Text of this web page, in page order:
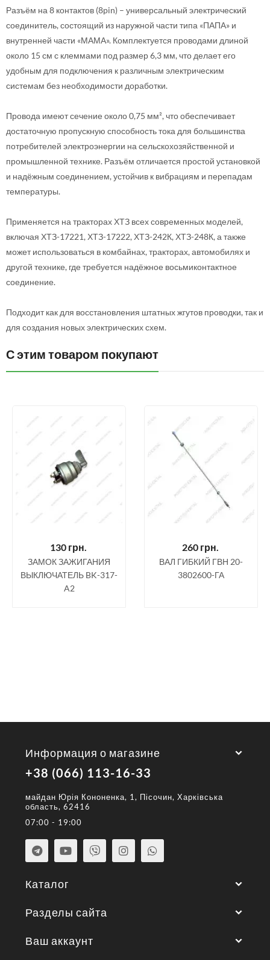
Разъём на 8 контактов (8pin) – универсальный электрический
соединитель, состоящий из наружной части типа «ПАПА» и
внутренней части «МАМА». Комплектуется проводами длиной
около 15 см с клеммами под размер 6,3 мм, что делает его
удобным для подключения к различным электрическим
системам без необходимости доработки.
Провода имеют сечение около 0,75 мм², что обеспечивает
достаточную пропускную способность тока для большинства
потребителей электроэнергии на сельскохозяйственной и
промышленной технике. Разъём отличается простой установкой
и надёжным соединением, устойчив к вибрациям и перепадам
температуры.
Применяется на тракторах ХТЗ всех современных моделей,
включая ХТЗ-17221, ХТЗ-17222, ХТЗ-242К, ХТЗ-248К, а также
может использоваться в комбайнах, тракторах, автомобилях и
другой технике, где требуется надёжное восьмиконтактное
соединение.
Подходит как для восстановления штатных жгутов проводки, так и
для создания новых электрических схем.
С этим товаром покупают
130 грн.
ЗАМОК ЗАЖИГАНИЯ
ВЫКЛЮЧАТЕЛЬ BK-317-
A2
260 грн.
ВАЛ ГИБКИЙ ГВН 20-
3802600-ГА
Информация о магазине
+38 (066) 113-16-33
майдан Юрія Кононенка, 1, Пісочин, Харківська
область, 62416
07:00 - 19:00
Каталог
Разделы сайта
Ваш аккаунт